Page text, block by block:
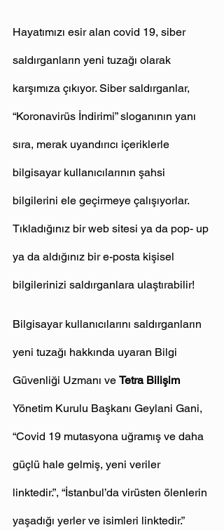
Hayatımızı esir alan covid 19, siber
saldırganların yeni tuzağı olarak
karşımıza çıkıyor. Siber saldırganlar,
“Koronavirüs İndirimi” sloganının yanı
sıra, merak uyandırıcı içeriklerle
bilgisayar kullanıcılarının şahsi
bilgilerini ele geçirmeye çalışıyorlar.
Tıkladığınız bir web sitesi ya da pop- up
ya da aldığınız bir e-posta kişisel
bilgilerinizi saldırganlara ulaştırabilir!
Bilgisayar kullanıcılarını saldırganların
yeni tuzağı hakkında uyaran Bilgi
Güvenliği Uzmanı ve Tetra Bilişim
Yönetim Kurulu Başkanı Geylani Gani,
“Covid 19 mutasyona uğramış ve daha
güçlü hale gelmiş, yeni veriler
linktedir.”, “İstanbul’da virüsten ölenlerin
yaşadığı yerler ve isimleri linktedir.”